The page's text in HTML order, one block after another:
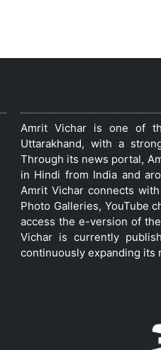
Amrit Vichar is one of
Uttarakhand, with a
Through its news portal,
in Hindi from India and
Amrit Vichar connects
Photo Galleries, YouTube
access the e-version of
Vichar is currently
continuously expanding its